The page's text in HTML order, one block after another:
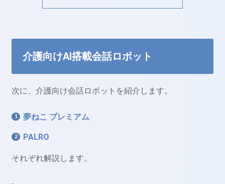
介護向けAI搭載会話ロボット
次に、介護向け会話ロボットを紹介します。
夢ねこ プレミアム
PALRO
それぞれ解説します。